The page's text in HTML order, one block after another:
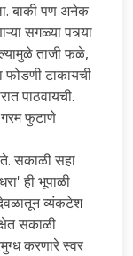
बाकी पण अनेक
सगळ्या पत्र्या
ताजी फळे,
फोडणी टाकायची
पाठवायची.
गरम फुटाणे
सकाळी सहा
ही भूपाळी
देवळातून व्यंकटेश
सकाळी
करणारे स्वर